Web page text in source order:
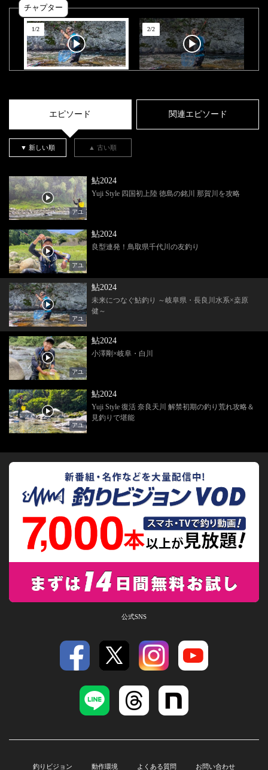
チャプター
1/2 2/2
エピソード 関連エピソード
▼ 新しい順 ▲ 古い順
アユ
鮎2024
Yuji Style 四国初上陸 徳島の銘川 那賀川を攻略
アユ
鮎2024
良型連発！鳥取県千代川の友釣り
アユ
鮎2024
未来につなぐ鮎釣り ～岐阜県・長良川水系×桒原
健～
アユ
鮎2024
小澤剛×岐阜・白川
アユ
鮎2024
Yuji Style 復活 奈良天川 解禁初期の釣り荒れ攻略＆
見釣りで堪能
公式SNS
釣りビジョン 動作環境 よくある質問 お問い合わせ